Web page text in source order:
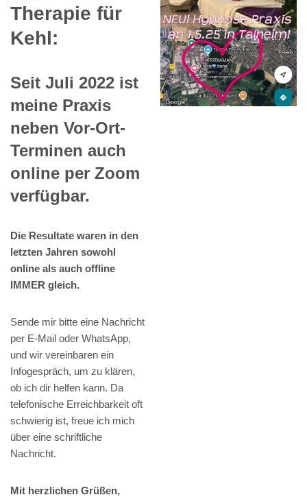
Therapie für
Kehl:
Seit Juli 2022 ist
meine Praxis
neben Vor-Ort-
Terminen auch
online per Zoom
verfügbar.
Die Resultate waren in den
letzten Jahren sowohl
online als auch offline
IMMER gleich.
Sende mir bitte eine Nachricht
per E-Mail oder WhatsApp,
und wir vereinbaren ein
Infogespräch, um zu klären,
ob ich dir helfen kann. Da
telefonische Erreichbarkeit oft
schwierig ist, freue ich mich
über eine schriftliche
Nachricht.
Mit herzlichen Grüßen,